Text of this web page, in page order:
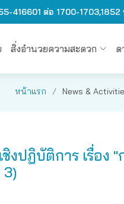
416601 ต่อ 1700-
สิ่งอำนวยความสะดวก ด
หน้าแรก News &
งปฏิบัติการ เรื่อง